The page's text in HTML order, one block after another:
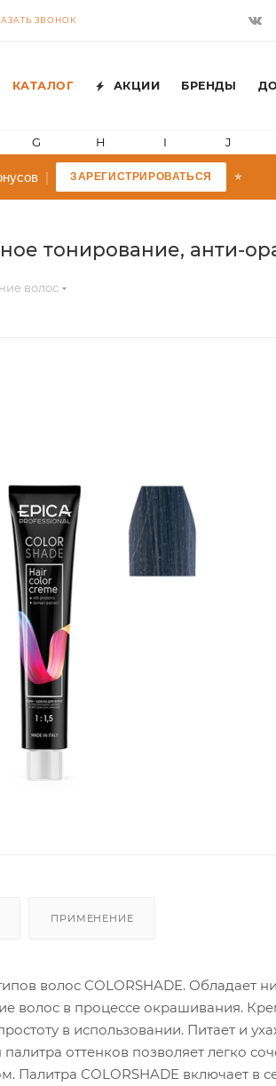
ЗВОНОК
КАТАЛОГ АКЦИИ БРЕНДЫ
G H I J
| ЗАРЕГИСТРИРОВАТЬСЯ
тонирование, анти-
волос
ПРИМЕНЕНИЕ
волос COLORSHADE. Обладает
волос в процессе окрашивания.
в использовании. Питает и
оттенков позволяет легко
Палитра COLORSHADE включает в